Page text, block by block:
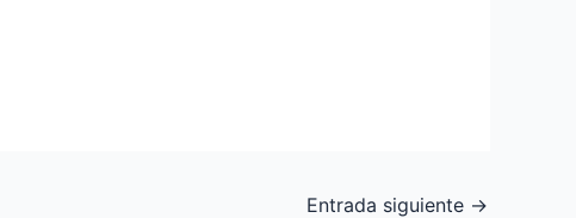
Entrada siguiente →